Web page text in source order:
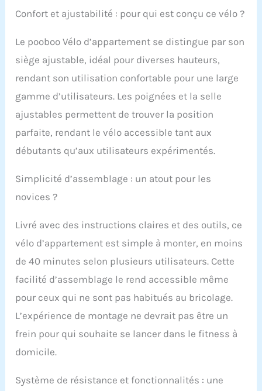
Confort et ajustabilité : pour qui est conçu ce vélo ?
Le pooboo Vélo d’appartement se distingue par son
siège ajustable, idéal pour diverses hauteurs,
rendant son utilisation confortable pour une large
gamme d’utilisateurs. Les poignées et la selle
ajustables permettent de trouver la position
parfaite, rendant le vélo accessible tant aux
débutants qu’aux utilisateurs expérimentés.
Simplicité d’assemblage : un atout pour les
novices ?
Livré avec des instructions claires et des outils, ce
vélo d’appartement est simple à monter, en moins
de 40 minutes selon plusieurs utilisateurs. Cette
facilité d’assemblage le rend accessible même
pour ceux qui ne sont pas habitués au bricolage.
L’expérience de montage ne devrait pas être un
frein pour qui souhaite se lancer dans le fitness à
domicile.
Système de résistance et fonctionnalités : une